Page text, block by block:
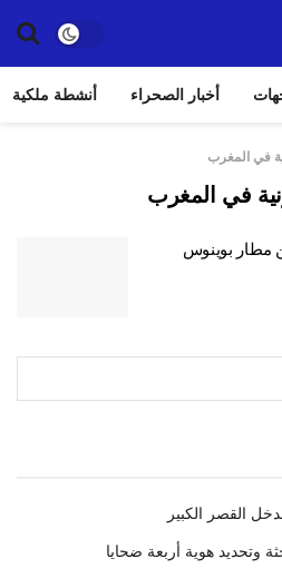
أخبار الصحراء أنشطة ملكية
في المغرب
في المغرب
جوية من مطار بوينوس
القصر الكبير